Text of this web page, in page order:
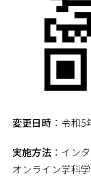
変更日時 ：令和
実施方法 ：イン
オンライン学科